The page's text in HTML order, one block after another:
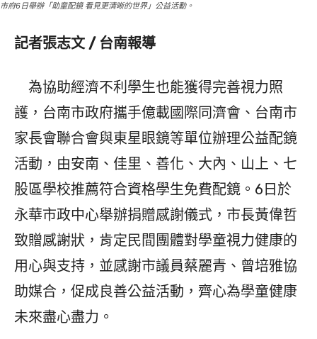
市府6日舉辦「助童配鏡 看見更清晰的世界」公益活動。
記者張志文 / 台南報導
為協助經濟不利學生也能獲得完善視力照
護，台南市政府攜手億載國際同濟會、台南市
家長會聯合會與東星眼鏡等單位辦理公益配鏡
活動，由安南、佳里、善化、大內、山上、七
股區學校推薦符合資格學生免費配鏡。6日於
永華市政中心舉辦捐贈感謝儀式，市長黃偉哲
致贈感謝狀，肯定民間團體對學童視力健康的
用心與支持，並感謝市議員蔡麗青、曾培雅協
助媒合，促成良善公益活動，齊心為學童健康
未來盡心盡力。